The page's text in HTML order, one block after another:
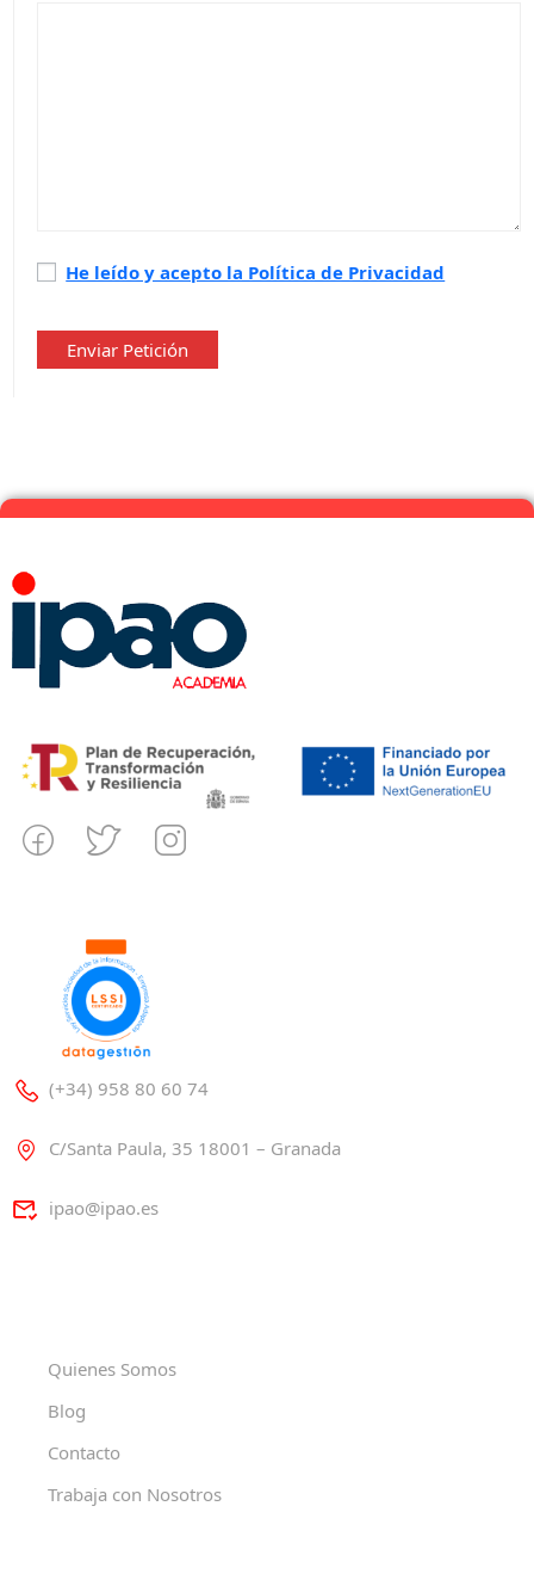
Política
privacidad*
He leído y acepto la Política de Privacidad
Enviar Petición
(+34) 958 80 60 74
C/Santa Paula, 35 18001 – Granada
ipao@ipao.es
Quienes Somos
Blog
Contacto
Trabaja con Nosotros